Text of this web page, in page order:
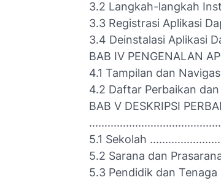
3.2 Langkah-langkah
3.3 Registrasi Aplikasi
3.4 Deinstalasi Aplikasi
BAB IV PENGENALAN
4.1 Tampilan dan
4.2 Daftar Perbaikan
BAB V DESKRIPSI
5.1 Sekolah
5.2 Sarana dan
5.3 Pendidik dan Tenaga